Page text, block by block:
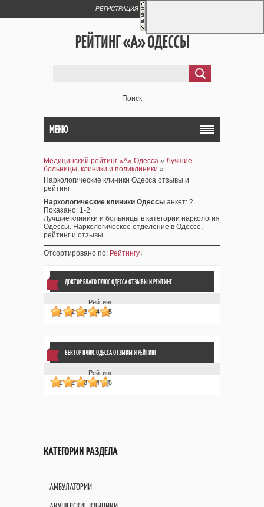
РЕГИСТРАЦИЯ
РЕЙТИНГ «А» ОДЕССЫ
Поиск
МЕНЮ
Медицинский рейтинг «А» Одесса » Лучшие
больницы, клиники и поликлиники »
Наркологические клиники Одесса отзывы и
рейтинг
Наркологические клиники Одессы анкет: 2
Показано: 1-2
Лучшие клиники и больницы в категории наркология
Одессы. Наркологическое отделение в Одессе,
рейтинг и отзывы.
Отсортировано по: Рейтингу
ДОКТОР БЛАГО ПЛЮС ОДЕССА ОТЗЫВЫИ РЕЙТИНГ
Рейтинг
1
2 3 4 5
ВЕКТОР ПЛЮС ОДЕССА ОТЗЫВЫИ РЕЙТИНГ
Рейтинг
1
2 3 4 5
КАТЕГОРИИ РАЗДЕЛА
АМБУЛАТОРИИ